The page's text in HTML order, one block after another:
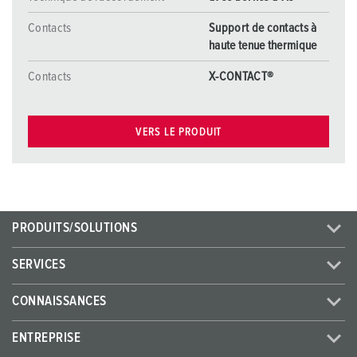
Contacts
Support de contacts à
haute tenue thermique
Contacts X-CONTACT®
VERS LE PRODUIT
PRODUITS/SOLUTIONS
SERVICES
CONNAISSANCES
ENTREPRISE